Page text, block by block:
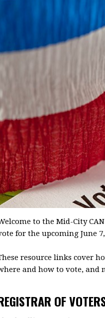
to the Mid-City
for the upcoming June
resource links cover
and how to vote, and
OF